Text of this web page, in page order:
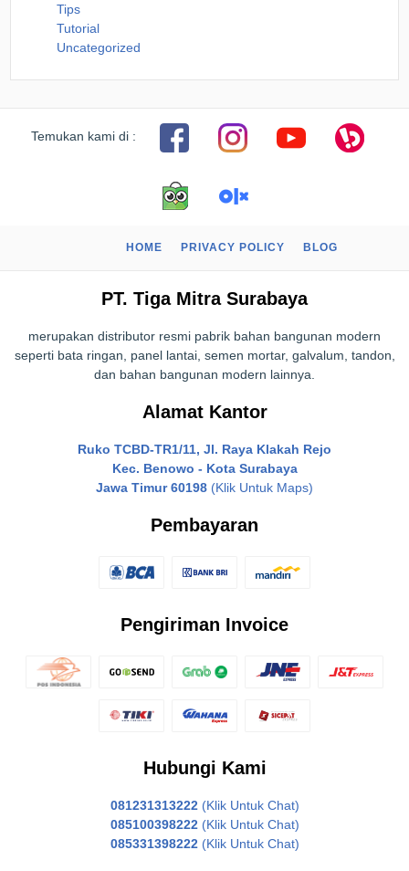
Tips
Tutorial
Uncategorized
Temukan kami di :
HOME PRIVACY POLICY BLOG
PT. Tiga Mitra Surabaya
merupakan distributor resmi pabrik bahan bangunan modern
seperti bata ringan, panel lantai, semen mortar, galvalum, tandon,
dan bahan bangunan modern lainnya.
Alamat Kantor
Ruko TCBD-TR1/11, Jl. Raya Klakah Rejo
Kec. Benowo - Kota Surabaya
Jawa Timur 60198 (Klik Untuk Maps)
Pembayaran
Pengiriman Invoice
Hubungi Kami
081231313222 (Klik Untuk Chat)
085100398222 (Klik Untuk Chat)
085331398222 (Klik Untuk Chat)